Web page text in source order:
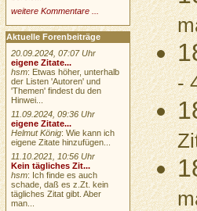
-
weitere Kommentare ...
Aktuelle Forenbeiträge
20.09.2024, 07:07 Uhr
eigene Zitate...
hsm: Etwas höher, unterhalb
der Listen 'Autoren' und
'Themen' findest du den
Hinwei...
11.09.2024, 09:36 Uhr
eigene Zitate...
Helmut König: Wie kann ich
eigene Zitate hinzufügen...
11.10.2021, 10:56 Uhr
Kein tägliches Zit...
hsm: Ich finde es auch
schade, daß es z.Zt. kein
tägliches Zitat gibt. Aber
man...